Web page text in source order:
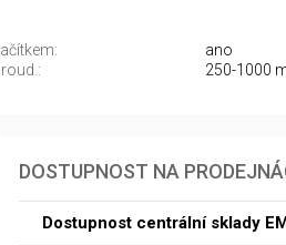
ano
250-1000
DOSTUPNOST NA
Dostupnost centrální sklady